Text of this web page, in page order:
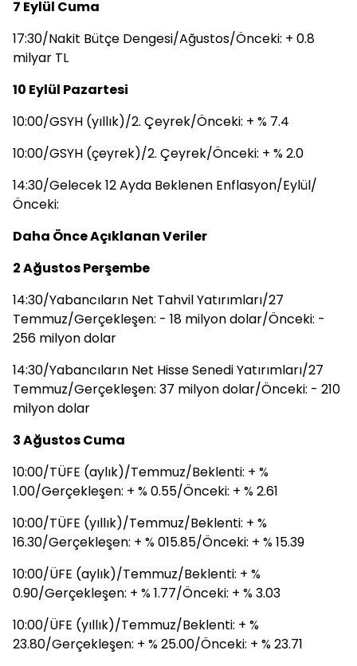
7 Eylül Cuma
17:30/Nakit Bütçe Dengesi/Ağustos/Önceki: + 0.8
milyar TL
10 Eylül Pazartesi
10:00/GSYH (yıllık)/2. Çeyrek/Önceki: + % 7.4
10:00/GSYH (çeyrek)/2. Çeyrek/Önceki: + % 2.0
14:30/Gelecek 12 Ayda Beklenen Enflasyon/Eylül/
Önceki:
Daha Önce Açıklanan Veriler
2 Ağustos Perşembe
14:30/Yabancıların Net Tahvil Yatırımları/27
Temmuz/Gerçekleşen: - 18 milyon dolar/Önceki: -
256 milyon dolar
14:30/Yabancıların Net Hisse Senedi Yatırımları/27
Temmuz/Gerçekleşen: 37 milyon dolar/Önceki: - 210
milyon dolar
3 Ağustos Cuma
10:00/TÜFE (aylık)/Temmuz/Beklenti: + %
1.00/Gerçekleşen: + % 0.55/Önceki: + % 2.61
10:00/TÜFE (yıllık)/Temmuz/Beklenti: + %
16.30/Gerçekleşen: + % 015.85/Önceki: + % 15.39
10:00/ÜFE (aylık)/Temmuz/Beklenti: + %
0.90/Gerçekleşen: + % 1.77/Önceki: + % 3.03
10:00/ÜFE (yıllık)/Temmuz/Beklenti: + %
23.80/Gerçekleşen: + % 25.00/Önceki: + % 23.71